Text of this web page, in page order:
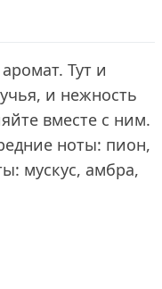
Тут и
и нежность
вместе с ним.
ноты: пион,
мускус, амбра,